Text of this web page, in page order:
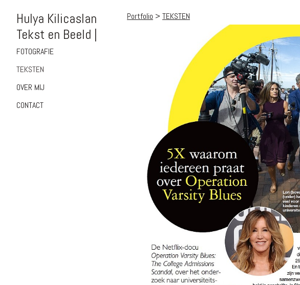
Hulya Kilicaslan
Tekst en Beeld |
FOTOGRAFIE
TEKSTEN
OVER MIJ
CONTACT
Portfolio > TEKSTEN